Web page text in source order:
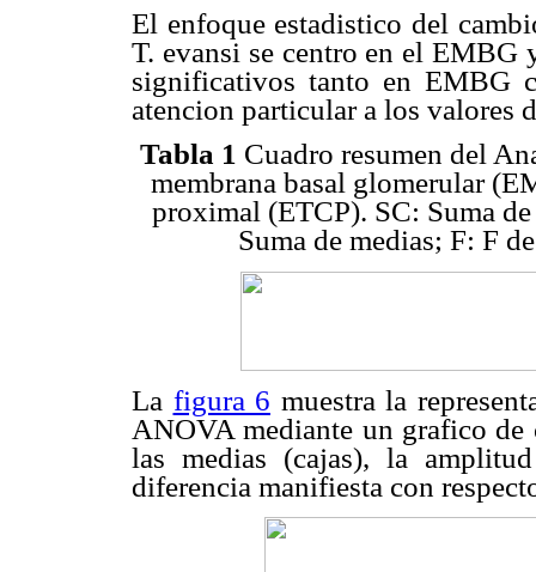
El enfoque estadistico del
T. evansi se centro en el EMBG
significativos tanto en EMBG
atencion particular a los valores
Tabla 1 Cuadro resumen del
membrana basal glomerular
proximal (ETCP). SC: Suma
Suma de medias; F: F
La figura 6 muestra la
ANOVA mediante un grafico
las medias (cajas), la
diferencia manifiesta con